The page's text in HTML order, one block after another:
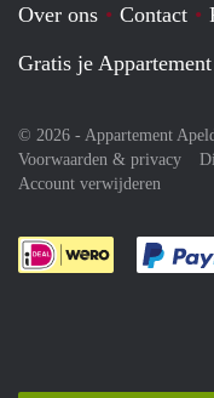
Over ons Contact
Gratis je
© 2026 - Appartement
Voorwaarden & privacy
Account verwijderen